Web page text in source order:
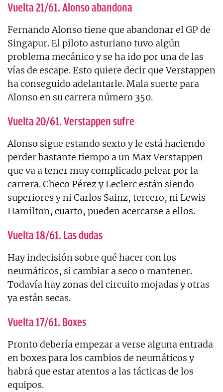
Vuelta 21/61. Alonso abandona
Fernando Alonso tiene que abandonar el GP de
Singapur. El piloto asturiano tuvo algún
problema mecánico y se ha ido por una de las
vías de escape. Esto quiere decir que Verstappen
ha conseguido adelantarle. Mala suerte para
Alonso en su carrera número 350.
Vuelta 20/61. Verstappen sufre
Alonso sigue estando sexto y le está haciendo
perder bastante tiempo a un Max Verstappen
que va a tener muy complicado pelear por la
carrera. Checo Pérez y Leclerc están siendo
superiores y ni Carlos Sainz, tercero, ni Lewis
Hamilton, cuarto, pueden acercarse a ellos.
Vuelta 18/61. Las dudas
Hay indecisión sobre qué hacer con los
neumáticos, si cambiar a seco o mantener.
Todavía hay zonas del circuito mojadas y otras
ya están secas.
Vuelta 17/61. Boxes
Pronto debería empezar a verse alguna entrada
en boxes para los cambios de neumáticos y
habrá que estar atentos a las tácticas de los
equipos.